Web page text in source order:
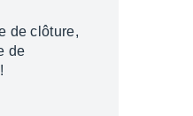
de clôture,
de